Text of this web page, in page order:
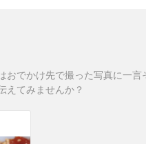
でかけ先で撮った写真に一言
えてみませんか？